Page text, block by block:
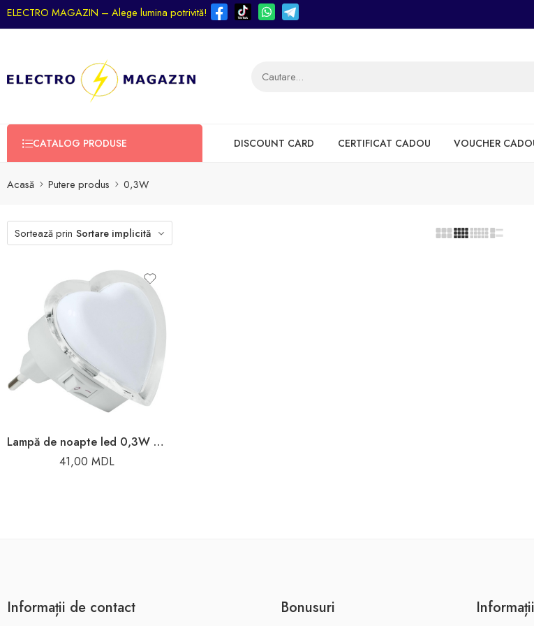
ELECTRO MAGAZIN – Alege lumina potrivită!
CATALOG PRODUSE DISCOUNT CARD CERTIFICAT CADOU VOUCHER
Acasă Putere produs 0,3W
Sortează prin Sortare implicită
Lampă de noapte led 0,3W 60X60cm 220V Horoz
41,00MDL
Informații de contact Bonusuri Informații